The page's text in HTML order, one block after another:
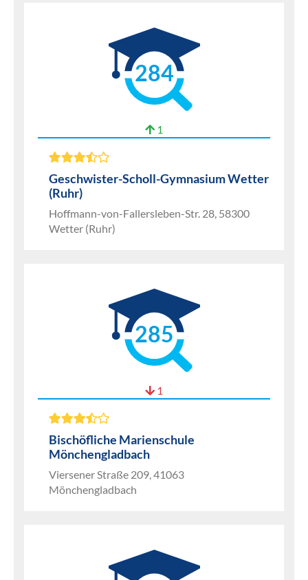
284
1
Geschwister-Scholl-Gymnasium Wetter
(Ruhr)
Hoffmann-von-Fallersleben-Str. 28, 58300
Wetter (Ruhr)
285
1
Bischöfliche Marienschule
Mönchengladbach
Viersener Straße 209, 41063
Mönchengladbach